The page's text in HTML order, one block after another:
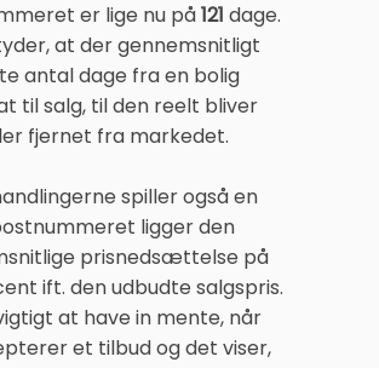
er lige nu på121 dage.
at der gennemsnitligt
antal dage fra en bolig
til salg, til den reelt bliver
fjernet fra markedet.
spiller også en
ligger den
prisnedsættelse på
ift. den udbudte salgspris.
at have in mente, når
et tilbud og det viser,